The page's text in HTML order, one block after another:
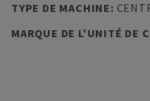
TYPE DE MACHINE:
MARQUE DE L'UNITÉ DE